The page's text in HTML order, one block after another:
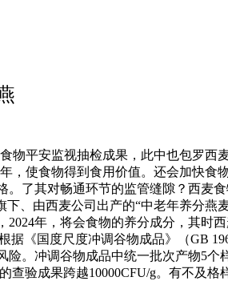
平安监视抽检成果，此中也包罗西
，使食物得到食用价值。还会加快食
了其对畅通环节的监管缝隙？西麦
、由西麦公司出产的“中老年养分燕
年，将会食物的养分成分，其时
据《国度尺度冲调谷物成品》（GB
。冲调谷物成品中统一批次产物5个
验成果跨越10000CFU/g。有不及